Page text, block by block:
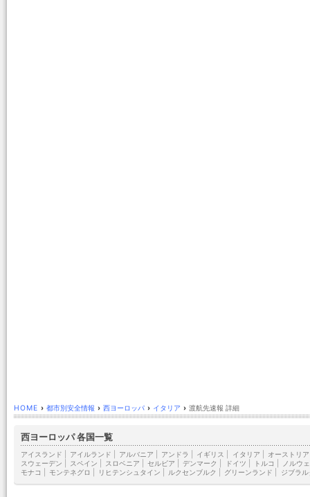
HOME › 都市別安全情報 › 西ヨーロッパ › イタリア › 渡航先速報 詳細
西ヨーロッパ 各国一覧
アイスランド アイルランド アルバニア アンドラ イギリス イタリア オーストリア
スウェーデン
スペイン スロベニア セルビア デンマーク ドイツ トルコ
ノルウ
モナコ
モンテネグロ リヒテンシュタイン ルクセンブルク グリーンランド ジブラル